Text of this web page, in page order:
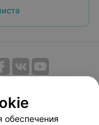
договор
оплаты
обеспечения